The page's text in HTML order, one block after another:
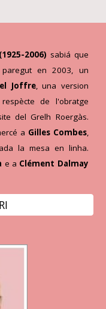
2006) sabiá que
en 2003, un
Joffre, una version
de l'obratge
del Grelh Roergàs.
a Gilles Combes,
la mesa en linha.
e a Clément Dalmay